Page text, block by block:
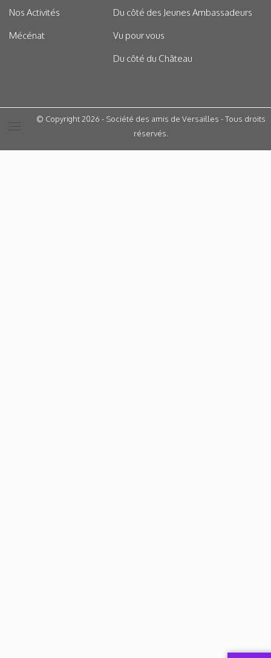
Nos Activités
Mécénat
Du côté des Jeunes Ambassadeurs
Vu pour vous
Du côté du Château
© Copyright 2026 - Société des amis de Versailles - Tous droits
réservés.